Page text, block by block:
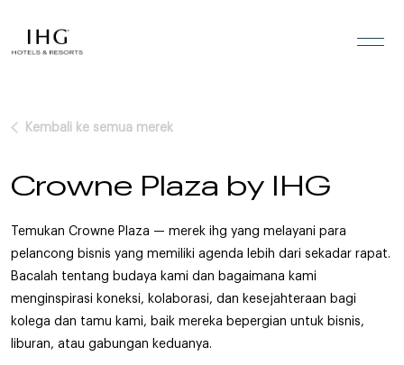
Kembali ke semua merek
Crowne Plaza by IHG
Temukan Crowne Plaza — merek ihg yang melayani para
pelancong bisnis yang memiliki agenda lebih dari sekadar rapat.
Bacalah tentang budaya kami dan bagaimana kami
menginspirasi koneksi, kolaborasi, dan kesejahteraan bagi
kolega dan tamu kami, baik mereka bepergian untuk bisnis,
liburan, atau gabungan keduanya.